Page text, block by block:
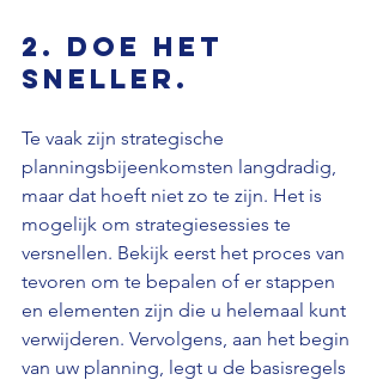
2. Doe het
sneller.
Te vaak zijn strategische
planningsbijeenkomsten langdradig,
maar dat hoeft niet zo te zijn. Het is
mogelijk om strategiesessies te
versnellen. Bekijk eerst het proces van
tevoren om te bepalen of er stappen
en elementen zijn die u helemaal kunt
verwijderen. Vervolgens, aan het begin
van uw planning, legt u de basisregels